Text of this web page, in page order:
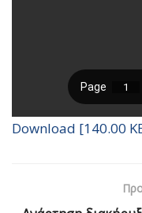
Download [140.00